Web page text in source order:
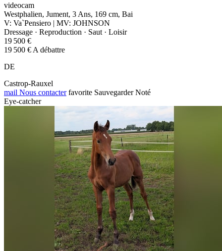
videocam
Westphalien, Jument, 3 Ans, 169 cm, Bai
V: Va`Pensiero | MV: JOHNSON
Dressage · Reproduction · Saut · Loisir
19 500 €
19 500 € A débattre
DE
Castrop-Rauxel
mail Nous contacter favorite Sauvegarder Noté
Eye-catcher